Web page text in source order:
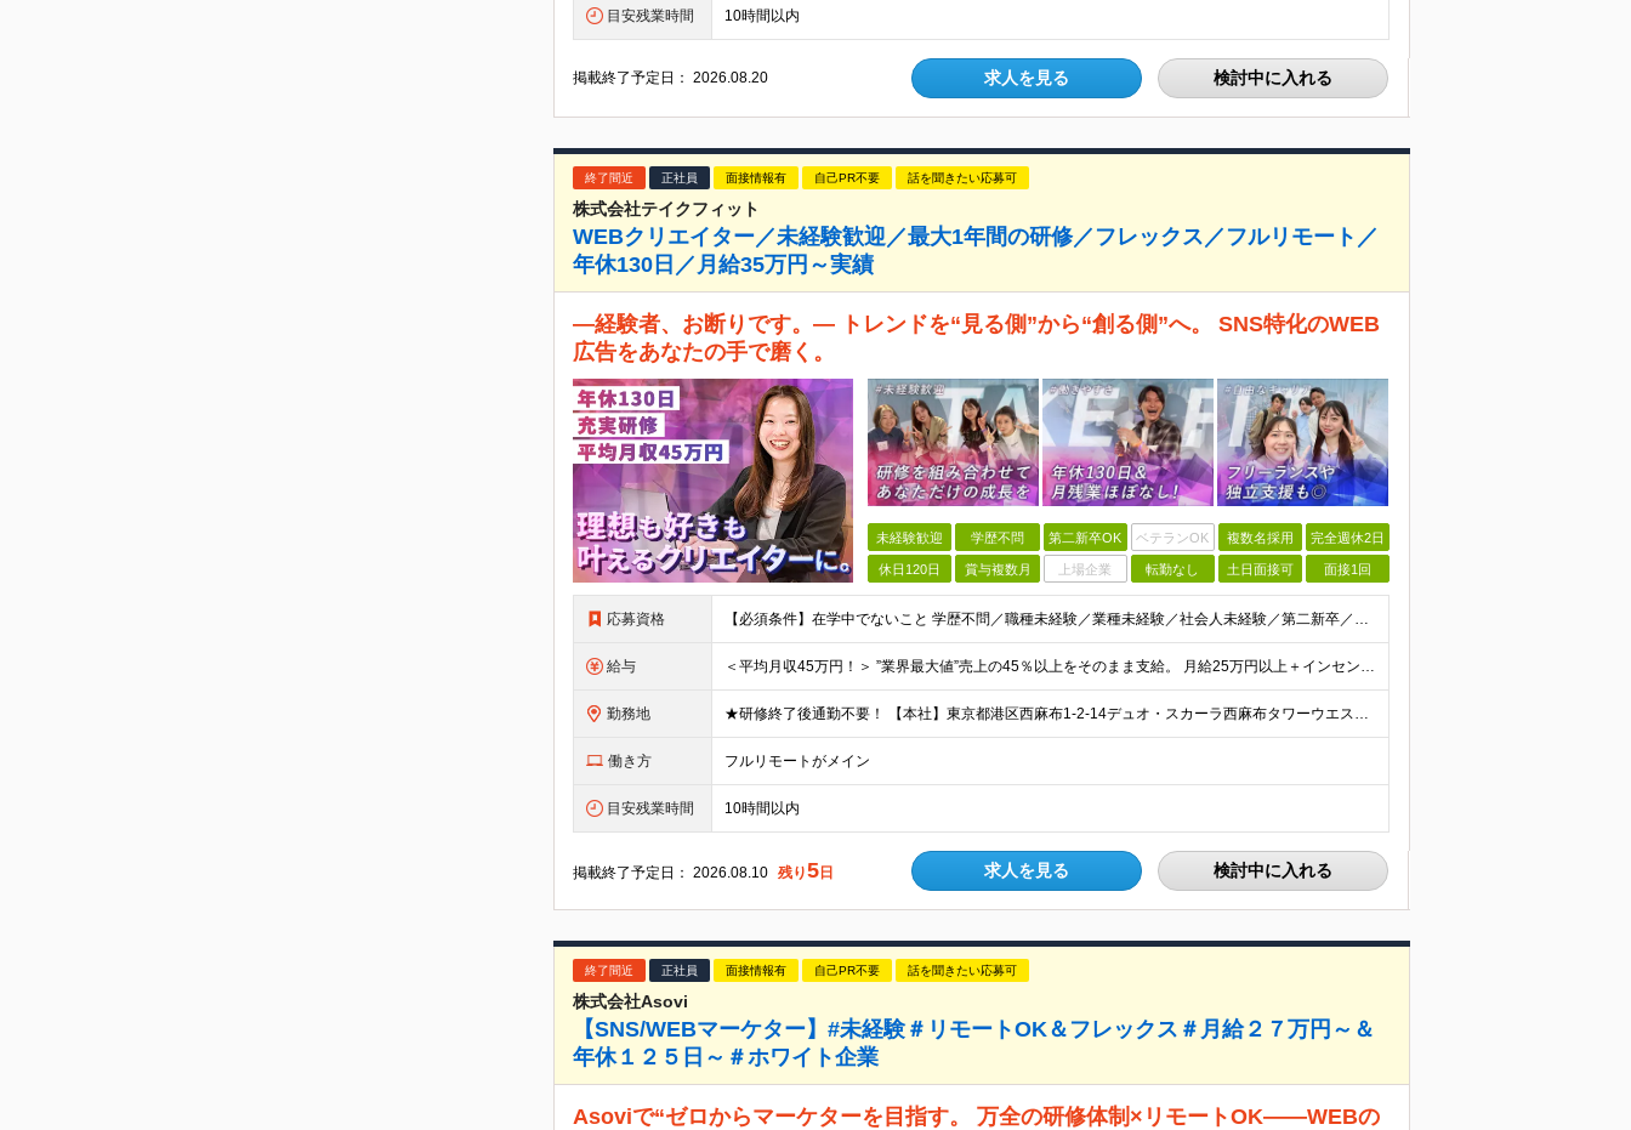
目安残業時間 10時間以内
掲載終了予定日：2026.08.20 求人を見る 検討中に入れる
終了間近 正社員 面接情報有 自己PR不要 話を聞きたい応募可
株式会社テイクフィット
WEBクリエイター／未経験歓迎／最大1年間の研修／フレックス／フルリモート／
年休130日／月給35万円～実績
―経験者、お断りです。― トレンドを“見る側”から“創る側”へ。 SNS特化のWEB
広告をあなたの手で磨く。
未経験歓迎 学歴不問 第二新卒OK ベテランOK 複数名採用 完全週休2日
休日120日 賞与複数月 上場企業 転勤なし 土日面接可 面接1回
応募資格 【必須条件】在学中でないこと 学歴不問／職種未経験／業種未経験／社会人未経験／第二新卒／ブランクOK ◎応募時に特別な経験やスキルは必要ありません。 意欲・人柄重視の採用です！ ＼こんなあなた
給与 ＜平均月収45万円！＞ ”業界最大値”売上の45％以上をそのまま支給。 月給25万円以上＋インセンティブ ※研修後、月給35万円スタートの実績あり！ ◎経験・能力を考慮し決定します。 ◎頑張りに応じ
勤務地 ★研修終了後通勤不要！ 【本社】東京都港区西麻布1-2-14デュオ・スカーラ西麻布タワーウエスト 602号室 【品川支社】東京都品川区西五反田5-23-3BLOCKS目黒不動前3階 【大阪支社】大阪
働き方 フルリモートがメイン
目安残業時間 10時間以内
掲載終了予定日：2026.08.10 残り5 日 求人を見る 検討中に入れる
終了間近 正社員 面接情報有 自己PR不要 話を聞きたい応募可
株式会社Asovi
【SNS/WEBマーケター】#未経験＃リモートOK＆フレックス＃月給２７万円～＆
年休１２５日～＃ホワイト企業
Asoviで“ゼロからマーケターを目指す。 万全の研修体制×リモートOK——WEBの